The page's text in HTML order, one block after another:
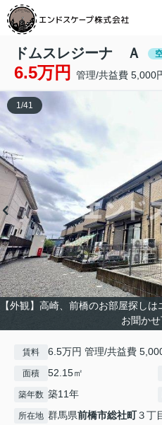
ドムスレジーナ Ａ
6.5万円 管理/共益費 5,000
【外観】高崎、前橋のお部屋探し
お聞か
1/41
賃料 6.5万円 管理/共益費
面積 52.15㎡
築年数 築11年
所在地 群馬県前橋市総社町３丁